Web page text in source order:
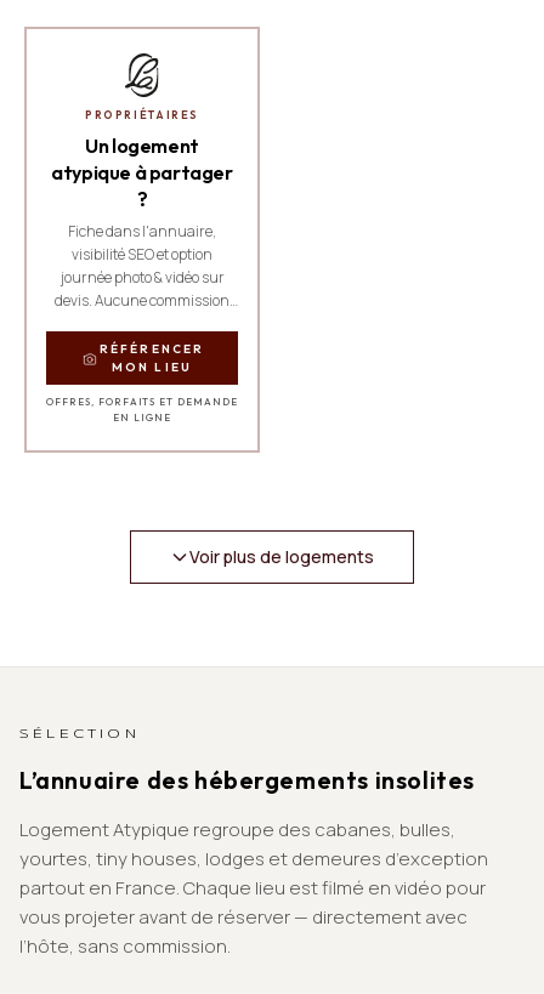
PROPRIÉTAIRES
Un logement
atypique à partager
?
Fiche dans l'annuaire,
visibilité SEO et option
journée photo & vidéo sur
devis. Aucune commission
RÉFÉRENCER
MON LIEU
OFFRES, FORFAITS ET DEMANDE
EN LIGNE
Voir plus de logements
SÉLECTION
L’annuaire des hébergements insolites
Logement Atypique regroupe des cabanes, bulles,
yourtes, tiny houses, lodges et demeures d’exception
partout en France. Chaque lieu est filmé en vidéo pour
vous projeter avant de réserver — directement avec
l’hôte, sans commission.